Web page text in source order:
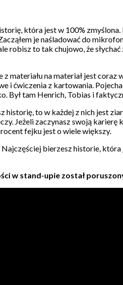
która jest w 100%
je naśladować do
robisz to tak chujowo, że
z materiału na materiał jest
i ćwiczenia z kartowania.
Był tam Henrich, Tobias i
historię, to w każdej z nich jest
Jeżeli zaczynasz swoją
fejku jest o wiele większy.
bierzesz historie, która
w stand-upie został